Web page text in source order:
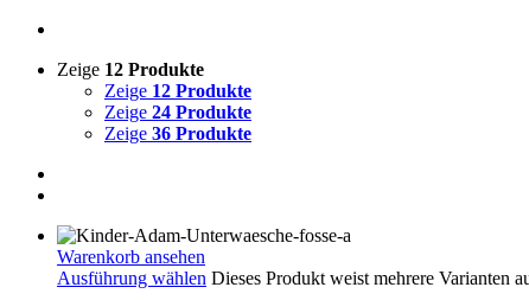
Zeige 12 Produkte
Zeige 12 Produkte
Zeige 24 Produkte
Zeige 36 Produkte
Warenkorb ansehen
Ausführung wählen Dieses Produkt weist mehrere Varianten